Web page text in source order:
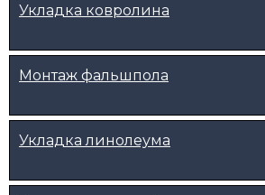
Укладка ковролина
Монтаж фальшпола
Укладка линолеума